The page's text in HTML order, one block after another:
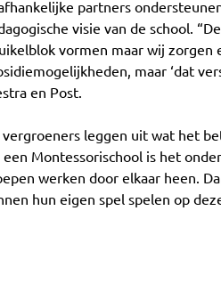
partners
visie van de school.
vormen maar wij zorgen
maar ‘dat
en Post.
vergroeners leggen uit wat het
een Montessorischool is het
werken door elkaar heen.
hun eigen spel spelen op